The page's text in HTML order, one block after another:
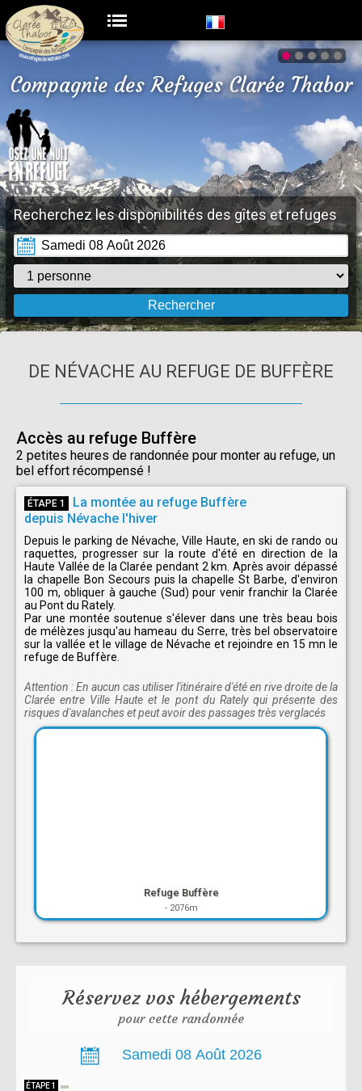
Compagnie des Refuges Clarée Thabor
Recherchez les disponibilités des gîtes et refuges
DE NÉVACHE AU REFUGE DE BUFFÈRE
Accès au refuge Buffère
2 petites heures de randonnée pour monter au refuge, un
bel effort récompensé !
ÉTAPE 1
La montée au refuge Buffère
depuis Névache l'hiver
Depuis le parking de Névache, Ville Haute, en ski de rando ou
raquettes, progresser sur la route d'été en direction de la
Haute Vallée de la Clarée pendant 2 km. Après avoir dépassé
la chapelle Bon Secours puis la chapelle St Barbe, d'environ
100 m, obliquer à gauche (Sud) pour venir franchir la Clarée
au Pont du Rately.
Par une montée soutenue s'élever dans une très beau bois
de mélèzes jusqu'au hameau du Serre, très bel observatoire
sur la vallée et le village de Névache et rejoindre en 15 mn le
refuge de Buffère.
Attention : En aucun cas utiliser l'itinéraire d'été en rive droite de la
Clarée entre Ville Haute et le pont du Rately qui présente des
risques d'avalanches et peut avoir des passages très verglacés
Refuge Buffère
- 2076m
Réservez vos hébergements
pour cette randonnée
ÉTAPE 1